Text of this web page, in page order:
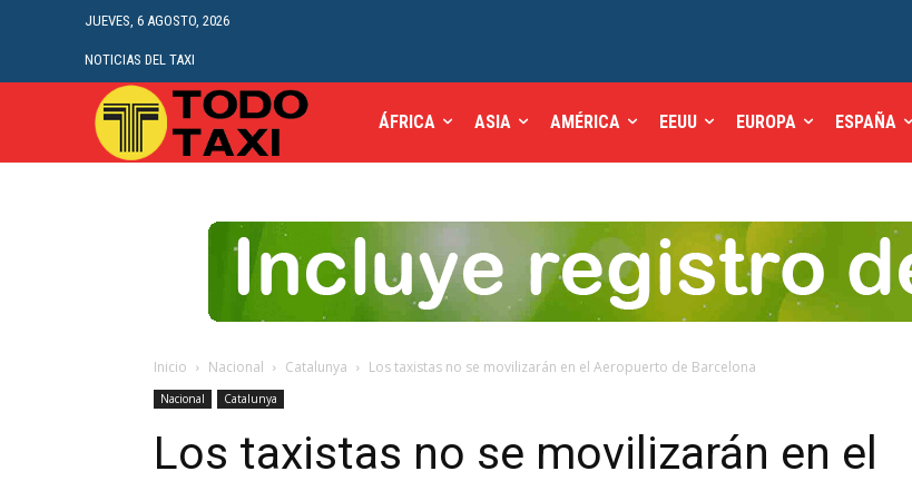
JUEVES, 6 AGOSTO, 2026
NOTICIAS DEL TAXI
ÁFRICA ASIA AMÉRICA EEUU EUROPA ESPAÑA
Inicio Nacional Catalunya Los taxistas no se movilizarán en el Aeropuerto de Barcelona
Nacional Catalunya
Los taxistas no se movilizarán en el